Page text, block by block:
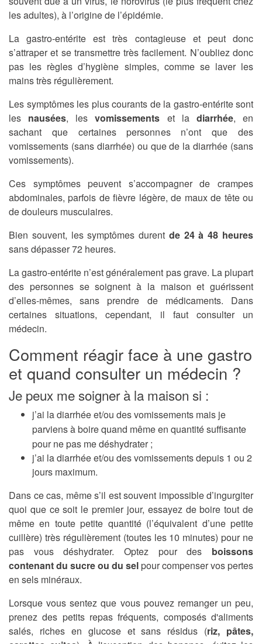
les adultes), à l’origine de l’épidémie.
La gastro-entérite est très contagieuse et peut donc
s’attraper et se transmettre très facilement. N’oubliez donc
pas les règles d’hygiène simples, comme se laver les
mains très régulièrement.
Les symptômes les plus courants de la gastro-entérite sont
les nausées, lesvomissements et la diarrhée, en
sachant que certaines personnes n’ont que des
vomissements (sans diarrhée) ou que de la diarrhée (sans
vomissements).
Ces symptômes peuvent s’accompagner de crampes
abdominales, parfois de fièvre légère, de maux de tête ou
de douleurs musculaires.
Bien souvent, les symptômes durent de 24 à 48 heures
sans dépasser 72 heures.
La gastro-entérite n’est généralement pas grave. La plupart
des personnes se soignent à la maison et guérissent
d’elles-mêmes, sans prendre de médicaments. Dans
certaines situations, cependant, il faut consulter un
médecin.
Comment réagir face à une gastro
et quand consulter un médecin ?
Je peux me soigner à la maison si :
j’ai la diarrhée et/ou des vomissements mais je
parviens à boire quand même en quantité suffisante
pour ne pas me déshydrater ;
j’ai la diarrhée et/ou des vomissements depuis 1 ou 2
jours maximum.
Dans ce cas, même s’il est souvent impossible d’ingurgiter
quoi que ce soit le premier jour, essayez de boire tout de
même en toute petite quantité (l’équivalent d’une petite
cuillère) très régulièrement (toutes les 10 minutes) pour ne
pas vous déshydrater. Optez pour des boissons
contenant du sucre ou du selpour compenser vos pertes
en sels minéraux.
Lorsque vous sentez que vous pouvez remanger un peu,
prenez des petits repas fréquents, composés d'aliments
salés, riches en glucose et sans résidus (riz, pâtes,